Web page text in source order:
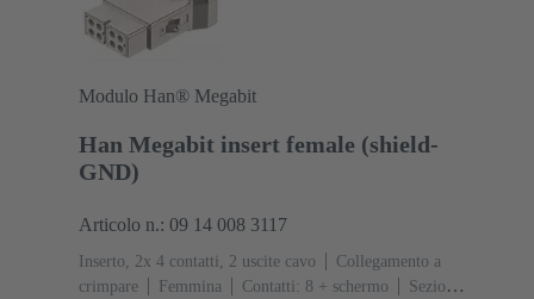
Modulo Han® Megabit
Han Megabit insert female (shield-
GND)
Articolo n.: 09 14 008 3117
Inserto, 2x 4 contatti, 2 uscite cavo
Collegamento a
crimpare
Femmina Contatti: 8 + schermo
Sezione